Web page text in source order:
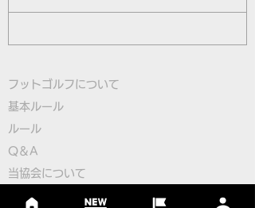
フットゴルフについて
基本ルール
ルール
Q＆A
​当協会について
​ニュース